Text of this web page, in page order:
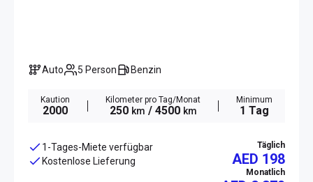
Auto 5 Person Benzin
Kaution
2000
Kilometer pro Tag/Monat
250 km / 4500 km
Minimum
1 Tag
1-Tages-Miete verfügbar
Kostenlose Lieferung
Täglich
AED 198
Monatlich